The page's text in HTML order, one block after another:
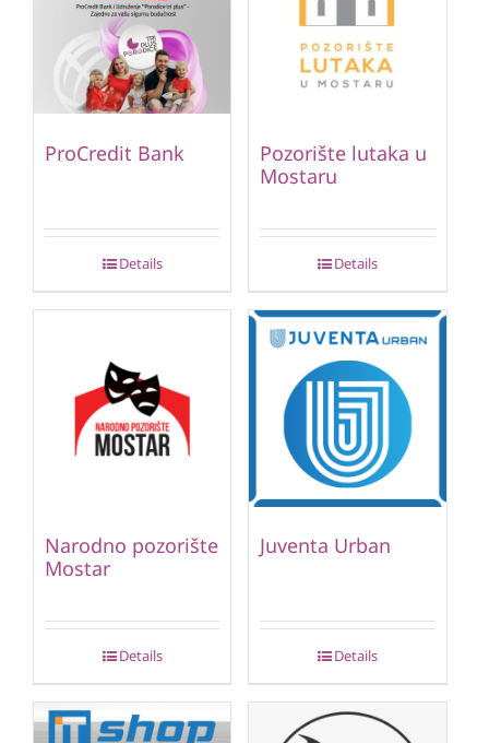
ProCredit Bank
Details
Pozorište lutaka u
Mostaru
Details
Narodno pozorište
Mostar
Details
Juventa Urban
Details